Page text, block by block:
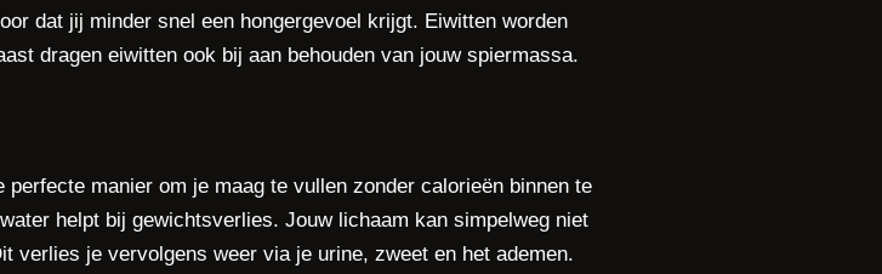
dat jij minder snel een hongergevoel krijgt. Eiwitten worden
dragen eiwitten ook bij aan behouden van jouw spiermassa.
manier om je maag te vullen zonder calorieën binnen te
helpt bij gewichtsverlies. Jouw lichaam kan simpelweg niet
verlies je vervolgens weer via je urine, zweet en het ademen.